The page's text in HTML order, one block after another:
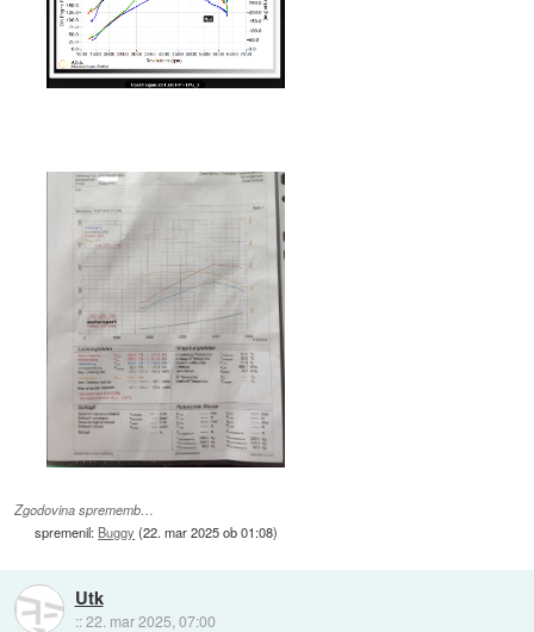
Zgodovina sprememb…
spremenil: Buggy (22. mar 2025 ob 01:08)
Utk
::22. mar 2025, 07:00